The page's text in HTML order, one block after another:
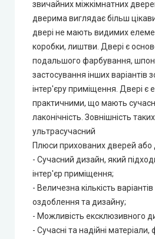
Syndicate Doors (Сіндікат Дорс)
STDM
Gorgania (Горганія)
Verto (Верто)
EcoDoors (Екодорс)
звичайних міжкімнатних
дверима виглядає більш
двері не мають видимих
коробки, лиштви. Двері є
подальшого фарбування,
застосування інших варіантів
інтер'єру приміщення. Двері є
практичними, що мають
лаконічність. Зовнішність
ультрасучасний
Плюси прихованих дверей
- Сучасний дизайн, який
інтер'єр приміщення;
- Величезна кількість
оздоблення та дизайну;
- Можливість ексклюзивного
- Сучасні та надійні